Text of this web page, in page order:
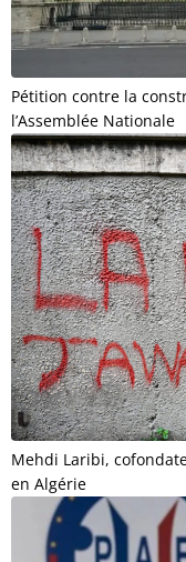
Pétition contre la
l’Assemblée Nationale
Mehdi Laribi,
en Algérie